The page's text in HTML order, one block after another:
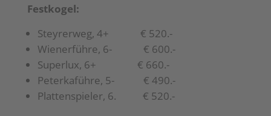
Festkogel:
Steyrerweg, 4+ € 520.-
Wienerführe, 6- € 600.-
Superlux, 6+ € 660.-
Peterkaführe, 5- € 490.-
Plattenspieler, 6. € 520.-